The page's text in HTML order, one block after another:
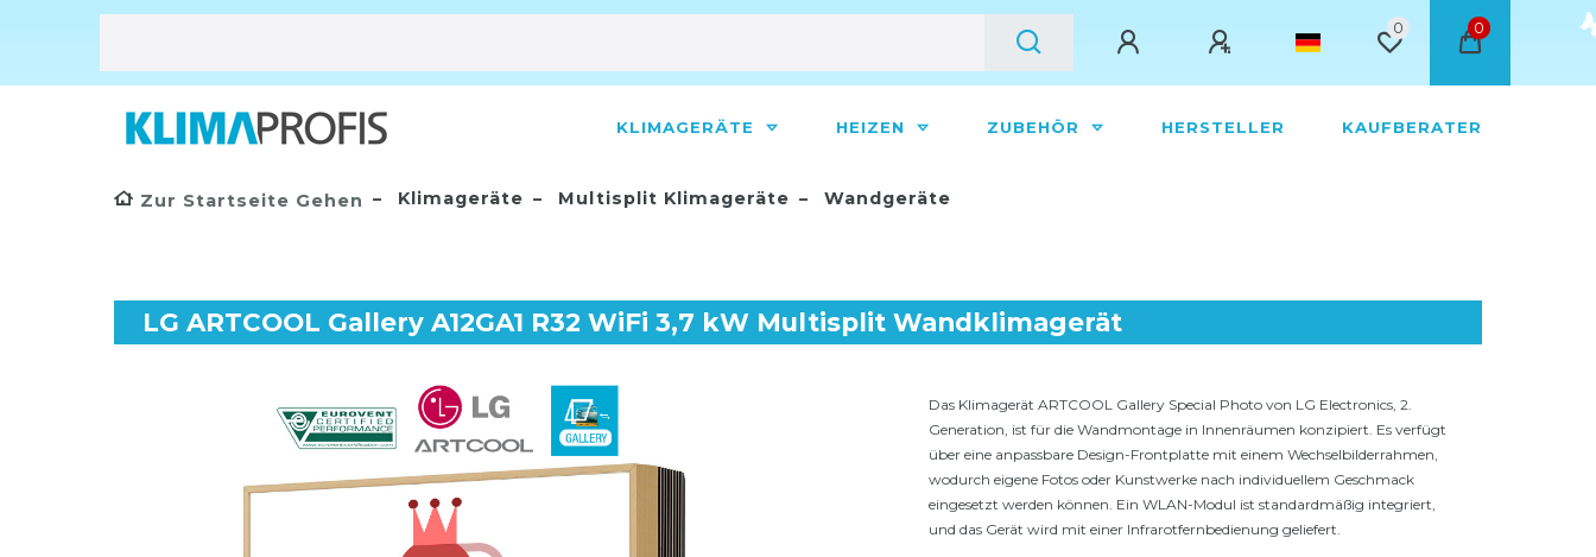
0 0
KLIMAGERÄTE HEIZEN ZUBEHÖR HERSTELLER KAUFBERATER
Zur Startseite Gehen Klimageräte Multisplit Klimageräte Wandgeräte
LG ARTCOOL Gallery A12GA1 R32 WiFi 3,7 kW Multisplit Wandklimagerät
Das Klimagerät ARTCOOL Gallery Special Photo von LG Electronics, 2.
Generation, ist für die Wandmontage in Innenräumen konzipiert. Es verfügt
über eine anpassbare Design-Frontplatte mit einem Wechselbilderrahmen,
wodurch eigene Fotos oder Kunstwerke nach individuellem Geschmack
eingesetzt werden können. Ein WLAN-Modul ist standardmäßig integriert,
und das Gerät wird mit einer Infrarotfernbedienung geliefert.